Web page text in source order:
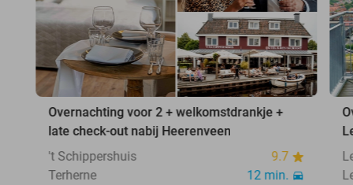
Overnachting voor 2 + welkomstdrankje +
late check-out nabij Heerenveen
't Schippershuis
9.7
Terherne
12 min.